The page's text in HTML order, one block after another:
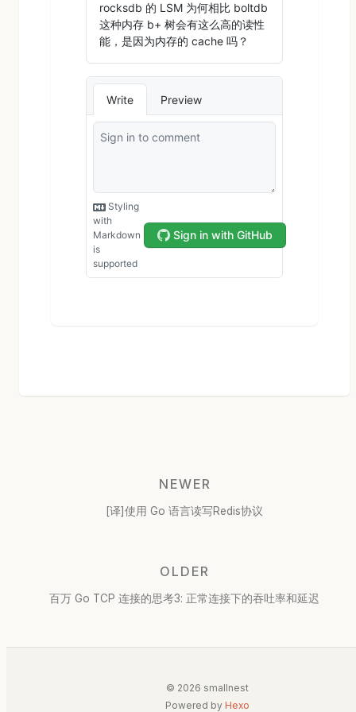
NEWER
[译]使用 Go 语言读写Redis协议
OLDER
百万 Go TCP 连接的思考3: 正常连接下的吞吐率和延迟
© 2026 smallnest
Powered by Hexo